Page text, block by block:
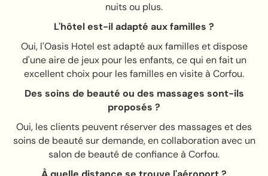
nuits ou plus.
L'hôtel est-il adapté aux familles ?
Oui, l'Oasis Hotel est adapté aux familles et dispose
d'une aire de jeux pour les enfants, ce qui en fait un
excellent choix pour les familles en visite à Corfou.
Des soins de beauté ou des massages sont-ils
proposés ?
Oui, les clients peuvent réserver des massages et des
soins de beauté sur demande, en collaboration avec un
salon de beauté de confiance à Corfou.